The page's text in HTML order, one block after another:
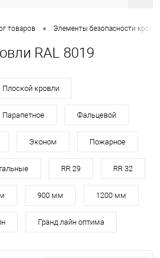
товаров • Элементы безопасности
RAL 8019
Плоской кровли
Парапетное Фальцевой
Эконом Пожарное
RR 29 RR 32
900 мм 1200 мм
Гранд лайн оптима